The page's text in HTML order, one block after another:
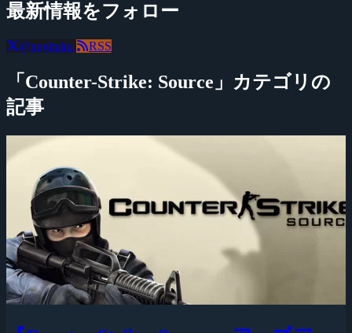
最新情報をフォロー
@negitaku RSS
「Counter-Strike: Source」カテゴリの
記事